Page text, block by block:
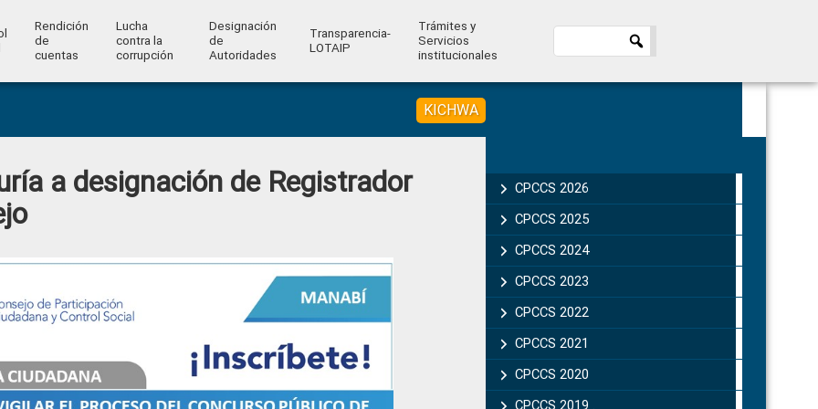
Rendición
de
cuentas
Lucha
contra la
corrupción
Designación
de
Autoridades
Transparencia-
LOTAIP
Trámites y
Servicios
institucionales
KICHWA
a designación de Registrador
Sidebar
CPCCS 2026
CPCCS 2025
CPCCS 2024
CPCCS 2023
CPCCS 2022
CPCCS 2021
CPCCS 2020
CPCCS 2019 .